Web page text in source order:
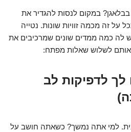
במקום לנסות להגדיר את
על זה מכמה זוויות שונות. נטייה
לה כמה ממדים שונים שמרכיבים את
לשלוש שאלות מפתח:
לך לדפיקות לב
למי אתה נמשך? כשאתה חושב על